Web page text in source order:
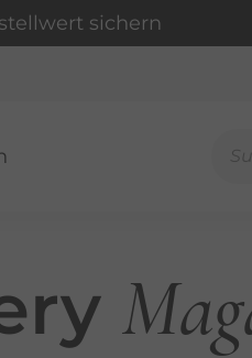
sichern